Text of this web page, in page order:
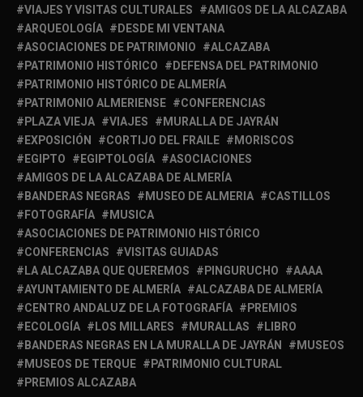
VIAJES Y VISITAS CULTURALES
AMIGOS DE LA ALCAZABA
ARQUEOLOGÍA
DESDE MI VENTANA
ASOCIACIONES DE PATRIMONIO
ALCAZABA
PATRIMONIO HISTÓRICO
DEFENSA DEL PATRIMONIO
PATRIMONIO HISTÓRICO DE ALMERÍA
PATRIMONIO ALMERIENSE
CONFERENCIAS
PLAZA VIEJA
VIAJES
MURALLA DE JAYRÁN
EXPOSICIÓN
CORTIJO DEL FRAILE
MORISCOS
EGIPTO
EGIPTOLOGÍA
ASOCIACIONES
AMIGOS DE LA ALCAZABA DE ALMERÍA
BANDERAS NEGRAS
MUSEO DE ALMERIA
CASTILLOS
FOTOGRAFÍA
MUSICA
ASOCIACIONES DE PATRIMONIO HISTÓRICO
CONFERENCIAS
VISITAS GUIADAS
LA ALCAZABA QUE QUEREMOS
PINGURUCHO
AAAA
AYUNTAMIENTO DE ALMERÍA
ALCAZABA DE ALMERÍA
CENTRO ANDALUZ DE LA FOTOGRAFÍA
PREMIOS
ECOLOGÍA
LOS MILLARES MURALLAS
LIBRO
BANDERAS NEGRAS EN LA MURALLA DE JAYRÁN
MUSEOS
MUSEOS DE TERQUE
PATRIMONIO CULTURAL
PREMIOS ALCAZABA